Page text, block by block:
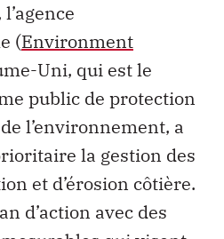
(Environment
Uni, qui est le
public de protection
l’environnement, a
la gestion des
et d’érosion côtière.
d’action avec des